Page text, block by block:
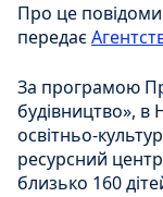
Про це
передає
За програмою
будівництво», в
освітньо-
ресурсний
близько 160